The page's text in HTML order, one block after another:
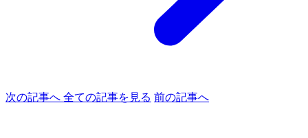
次の記事へ 全ての記事を見る 前の記事へ